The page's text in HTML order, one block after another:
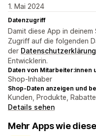
1. Mai 2024
Datenzugriff
Damit diese App in
Zugriff auf die folgenden
der Datenschutzerklärung
Entwicklerin.
Daten von Mitarbeiter:innen
Shop-Inhaber
Shop-Daten anzeigen und
Kunden, Produkte,
Details sehen
Mehr Apps wie diese